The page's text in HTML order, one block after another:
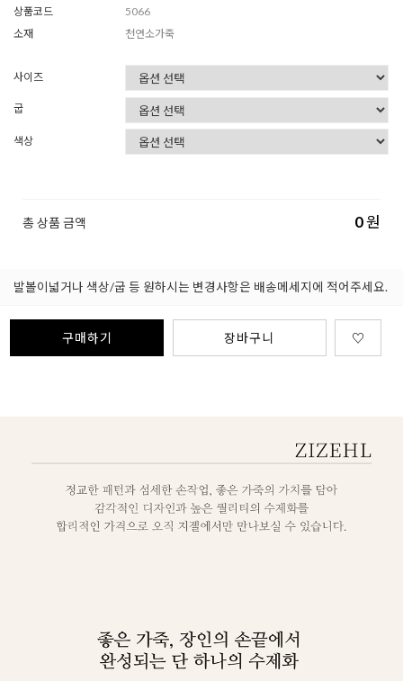
상품코드
5066
소재
천연소가죽
사이즈
굽
색상
총 상품 금액 0원
발볼이넓거나 색상/굽 등 원하시는 변경사항은 배송메세지에 적어주세요.
구매하기 장바구니 ♡